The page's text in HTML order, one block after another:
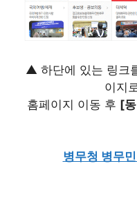
▲ 하단에 있는 링크
이지
홈페이지 이동 후 [
병무청 병무